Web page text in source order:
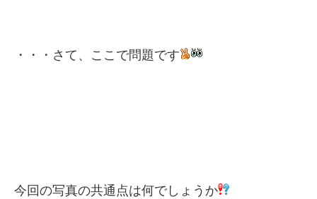
・・・さて、ここで問題です
今回の写真の共通点は何でしょうか